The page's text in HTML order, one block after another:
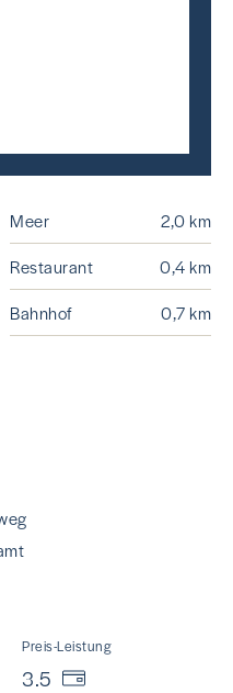
Meer
2,0 km
Restaurant
0,4 km
Bahnhof
0,7 km
Preis-Leistung
3.5